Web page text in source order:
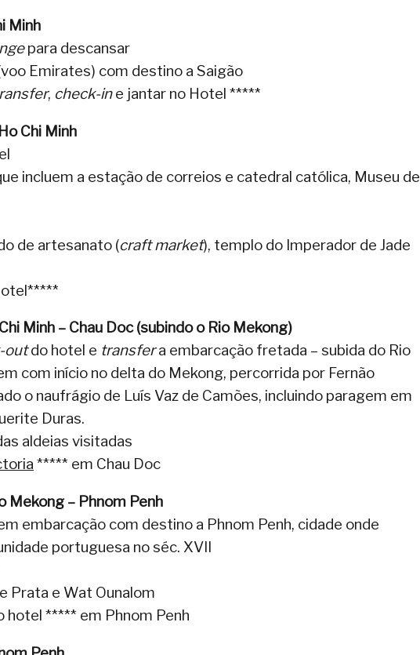
Minh
para descansar
Emirates) com destino a Saigão
, check-ine jantar no Hotel *****
Chi Minh
incluem a estação de correios e catedral católica, Museu de
de artesanato (craft market), templo do Imperador de Jade
Minh – Chau Doc(subindo o Rio Mekong)
outdo hotel e transfera embarcação fretada – subida do Rio
com início no delta do Mekong, percorrida por Fernão
o naufrágio de Luís Vaz de Camões, incluindo paragem em
Duras.
aldeias visitadas
***** em Chau Doc
Mekong – Phnom Penh
embarcação com destino a Phnom Penh, cidade onde
portuguesa no séc. XVII
Prata e Wat Ounalom
hotel ***** em Phnom Penh